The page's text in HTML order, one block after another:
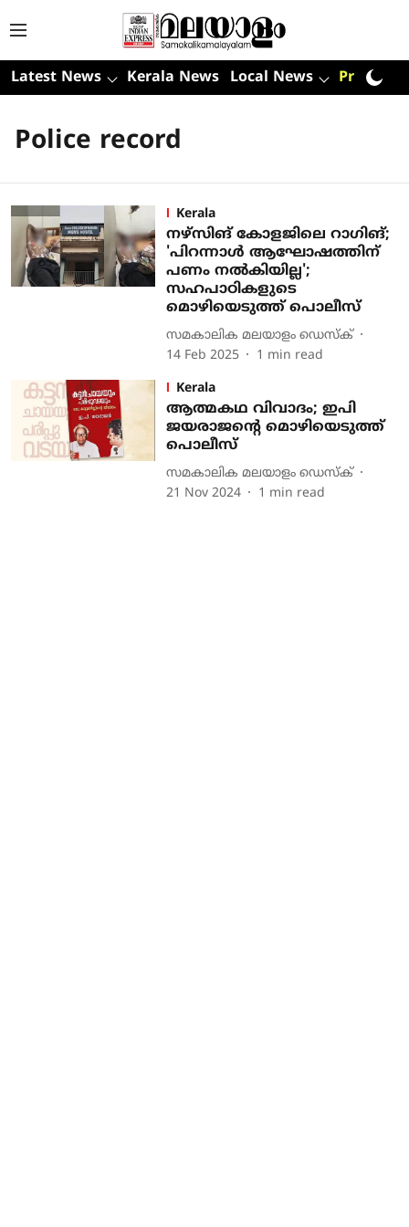
Latest News Kerala News Local News Premium
Police record
Kerala
നഴ്‌സിങ് കോളജിലെ റാഗിങ്;
'പിറന്നാള്‍ ആഘോഷത്തിന്
പണം നല്‍കിയില്ല';
സഹപാഠികളുടെ
മൊഴിയെടുത്ത് പൊലീസ്
സമകാലിക മലയാളം ഡെസ്ക്
14 Feb 2025
1 min read
Kerala
ആത്മകഥ വിവാ​ദം; ഇപി
ജയരാജന്റെ മൊഴിയെടുത്ത്
പൊലീസ്
സമകാലിക മലയാളം ഡെസ്ക്
21 Nov 2024
1 min read